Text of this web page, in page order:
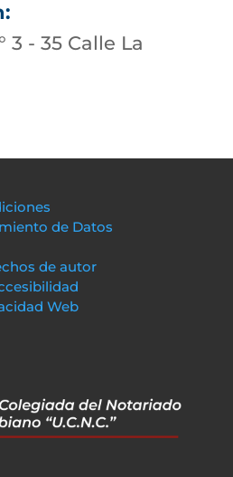
3 - 35 Calle La
de Datos
de autor
Web